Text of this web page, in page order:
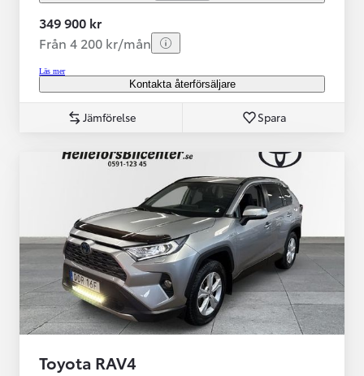
349 900 kr
Från 4 200 kr/mån
Läs mer
Kontakta återförsäljare
Jämförelse Spara
Toyota RAV4